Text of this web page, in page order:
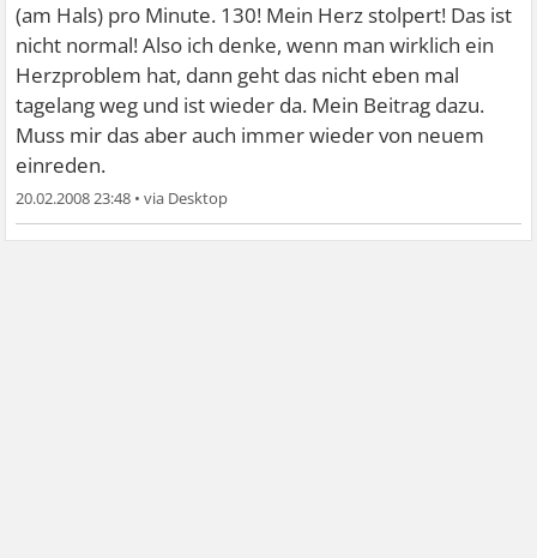
(am Hals) pro Minute. 130! Mein Herz stolpert! Das ist
nicht normal! Also ich denke, wenn man wirklich ein
Herzproblem hat, dann geht das nicht eben mal
tagelang weg und ist wieder da. Mein Beitrag dazu.
Muss mir das aber auch immer wieder von neuem
einreden.
20.02.2008 23:48 •